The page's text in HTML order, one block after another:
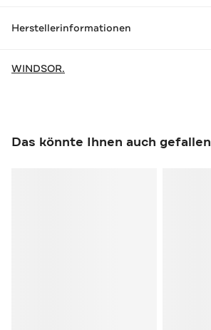
Herstellerinformationen
WINDSOR.
Das könnte Ihnen auch gefallen